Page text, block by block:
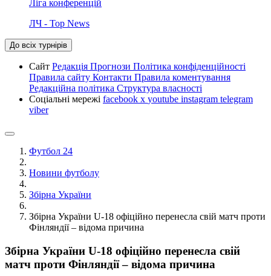
Ліга конференцій
ЛЧ - Top News
До всіх турнірів
Сайт Редакція Прогнози Політика конфіденційності
Правила сайту Контакти Правила коментування
Редакційна політика Структура власності
Соціальні мережі facebook x youtube instagram telegram
viber
Футбол 24
Новини футболу
Збірна України
Збірна України U-18 офіційно перенесла свій матч проти
Фінляндії – відома причина
Збірна України U-18 офіційно перенесла свій
матч проти Фінляндії – відома причина